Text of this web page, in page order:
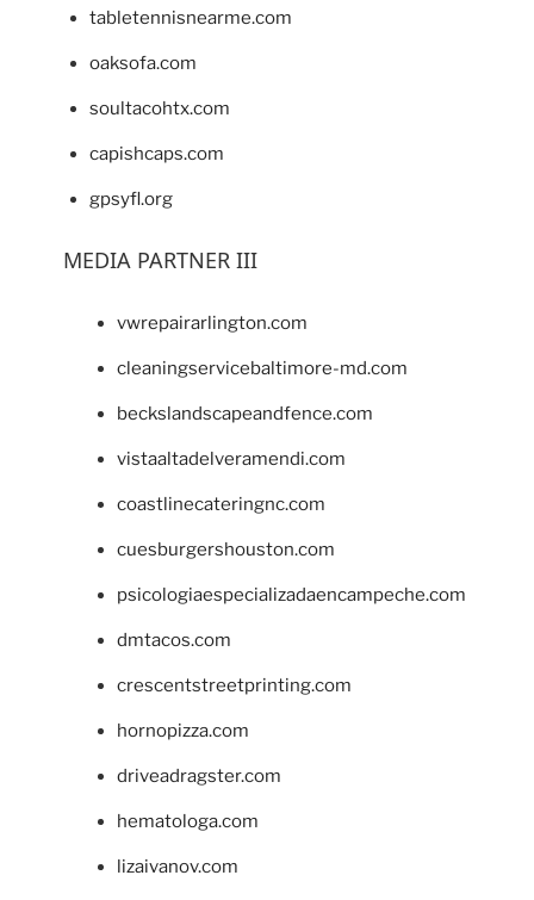
tabletennisnearme.com
oaksofa.com
soultacohtx.com
capishcaps.com
gpsyfl.org
MEDIA PARTNER III
vwrepairarlington.com
cleaningservicebaltimore-md.com
beckslandscapeandfence.com
vistaaltadelveramendi.com
coastlinecateringnc.com
cuesburgershouston.com
psicologiaespecializadaencampeche.com
dmtacos.com
crescentstreetprinting.com
hornopizza.com
driveadragster.com
hematologa.com
lizaivanov.com